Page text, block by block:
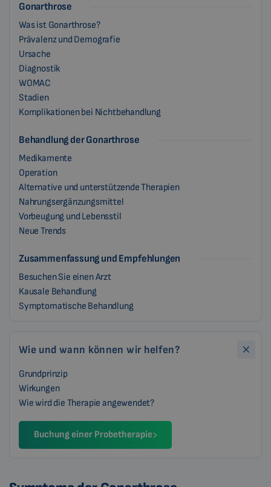
Gonarthrose
Was ist Gonarthrose?
Prävalenz und Demografie
Ursache
Diagnostik
WOMAC
Stadien
Komplikationen bei Nichtbehandlung
Behandlung der Gonarthrose
Medikamente
Operation
Alternative und unterstützende Therapien
Nahrungsergänzungsmittel
Vorbeugung und Lebensstil
Neue Trends
Zusammenfassung und Empfehlungen
Besuchen Sie einen Arzt
Kausale Behandlung
Symptomatische Behandlung
Wie und wann können wir helfen?
Grundprinzip
Wirkungen
Wie wird die Therapie angewendet?
Buchung einer Probetherapie